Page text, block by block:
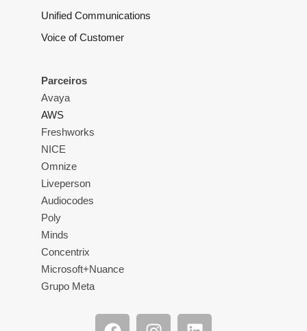
Unified Communications
Voice of Customer
Parceiros
Avaya
AWS
Freshworks
NICE
Omnize
Liveperson
Audiocodes
Poly
Minds
Concentrix
Microsoft+Nuance
Grupo Meta